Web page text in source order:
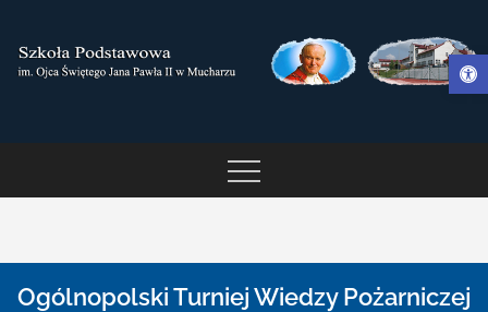
Otwórz pasek narzędzi
content
OJCA ŚWIĘTEGO JANA
Ogólnopolski Turniej Wiedzy Pożarniczej